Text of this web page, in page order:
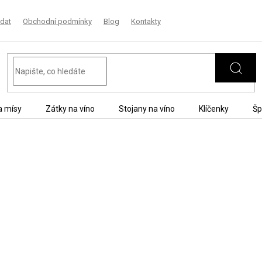
Obchodní podmínky Blog Kontakty
mísy Zátky na víno Stojany na víno Klíčenky